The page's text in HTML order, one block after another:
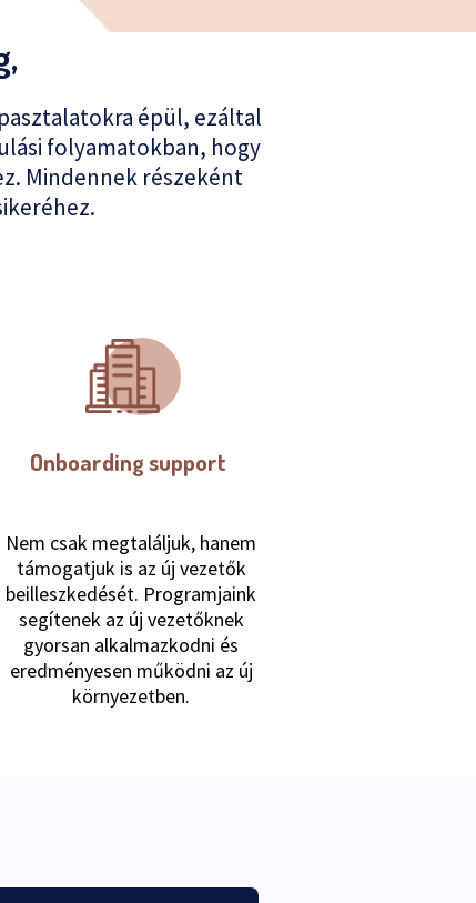
épül, ezáltal
folyamatokban, hogy
Mindennek részeként
Onboarding support
Nem csak megtaláljuk, hanem
támogatjuk is az új vezetők
beilleszkedését. Programjaink
segítenek az új vezetőknek
gyorsan alkalmazkodni és
eredményesen működni az új
környezetben.